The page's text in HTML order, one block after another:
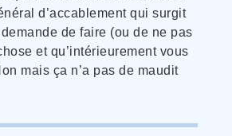
d’accablement qui surgit
de faire (ou de ne pas
et qu’intérieurement vous
mais ça n’a pas de maudit